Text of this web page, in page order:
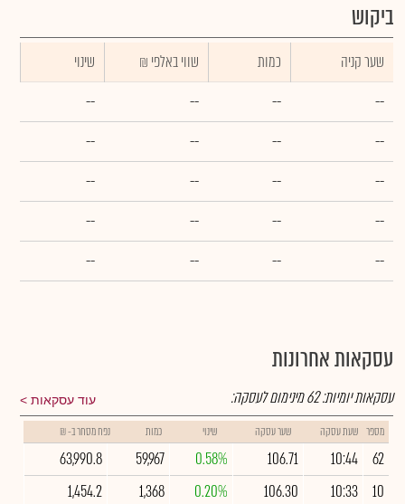
ביקוש
שער קניה כמות ₪ שווי באלפי
שינוי
--
--
--
--
--
--
--
--
--
--
--
--
--
--
--
--
--
--
--
--
עסקאות אחרונות
עוד עסקאות עסקאות יומיות:62מינימום לעסקה:
מספר שעת עסקה שער עסקה שינוי כמות נפח מסחר ב- ₪
62
10:44
106.71
0.58%
59,967
63,990.8
10
10:33
106.30
0.20%
1,368
1,454.2